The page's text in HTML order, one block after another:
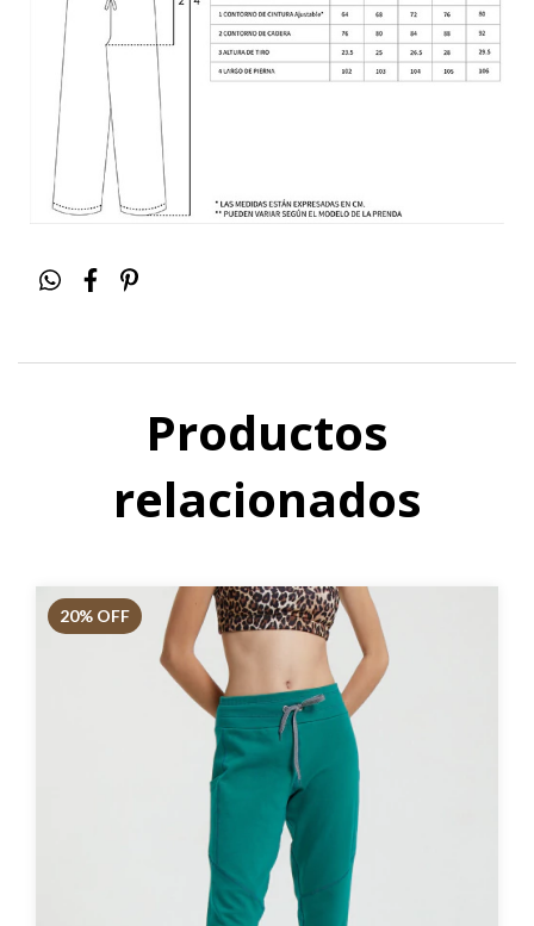
Productos
relacionados
20% OFF